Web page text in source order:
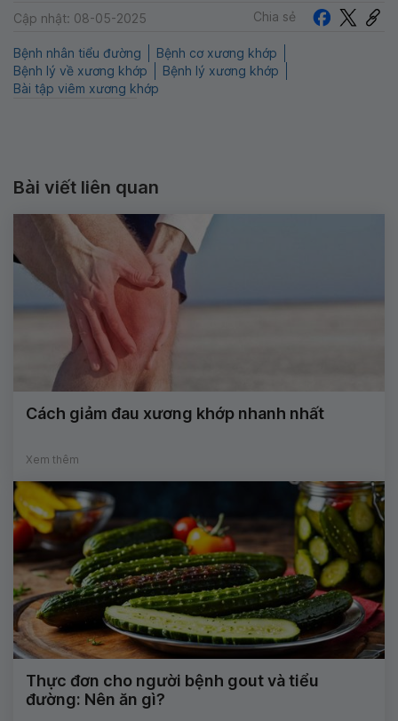
Cập nhật: 08-05-2025 Chia sẻ
Bệnh nhân tiểu đường
Bệnh cơ xương khớp
Bệnh lý về xương khớp
Bệnh lý xương khớp
Bài tập viêm xương khớp
Bài viết liên quan
Cách giảm đau xương khớp nhanh nhất
Xem thêm
Thực đơn cho người bệnh gout và tiểu
đường: Nên ăn gì?